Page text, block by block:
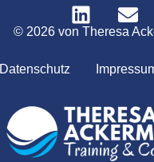
© 2026 von Theresa
Datenschutz